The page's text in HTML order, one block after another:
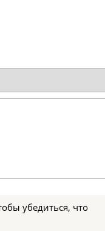
убедиться, что